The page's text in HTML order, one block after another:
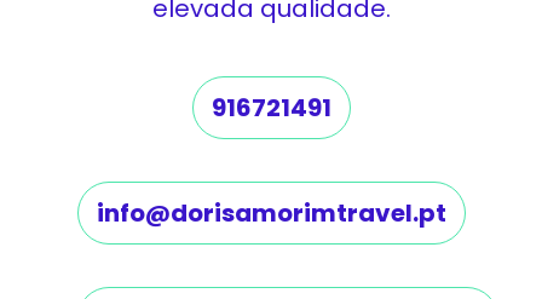
elevada qualidade.
916721491
info@dorisamorimtravel.pt